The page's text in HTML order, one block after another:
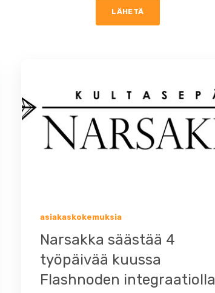
asiakaskokemuksia
Narsakka säästää 4
työpäivää kuussa
Flashnoden integraatiolla